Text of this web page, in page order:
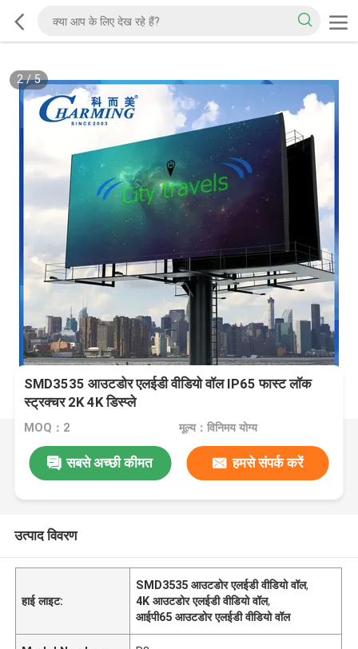
2/5
SMD3535 आउटडोर एलईडी वीडियो वॉल IP65 फास्ट लॉक
स्ट्रक्चर 2K 4K डिस्प्ले
MOQ：2 मूल्य：विनिमय योग्य
सबसे अच्छी कीमत हमसे संपर्क करें
उत्पाद विवरण
हाई लाइट:
SMD3535 आउटडोर एलईडी वीडियो वॉल,
4K आउटडोर एलईडी वीडियो वॉल,
आईपी65 आउटडोर एलईडी वीडियो वॉल